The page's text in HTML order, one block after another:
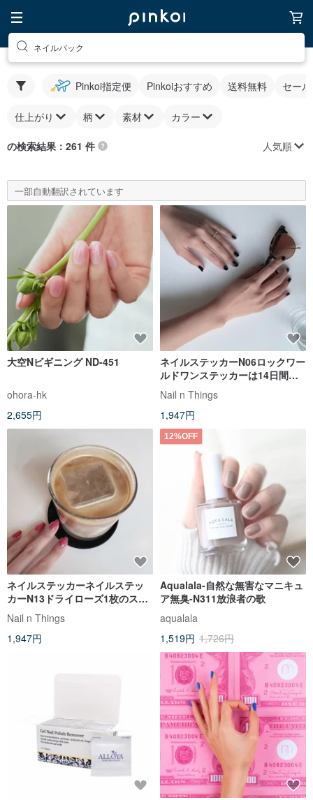
ネイルパック
Pinkoi指定便 Pinkoiおすすめ 送料無料 セー
仕上がり 柄 素材 カラー
の検索結果：261 件 人気順
一部自動翻訳されています
大空Nビギニング ND-451
ohora-hk
2,655円
ネイルステッカーN06ロックワー
ルドワンステッカーは14日間使
用でき、毒性がなく、無害で、
爪を傷つけません。
Nail n Things
1,947円
ネイルステッカーネイルステッ
カーN13ドライローズ1枚のステ
ッカーで、7〜14日間使用でき、
毒性がなく、無害で、爪を傷つ
けません。
Nail n Things
1,947円
12%OFF
Aqualala-自然な無害なマニキュ
ア無臭-N311放浪者の歌
aqualala
1,519円 1,726円